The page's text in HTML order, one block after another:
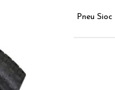
Pneu